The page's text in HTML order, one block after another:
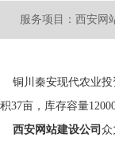
服务项目：西安网
铜川秦安现代农业投
积37亩，库存容量
西安网站建设公司 众